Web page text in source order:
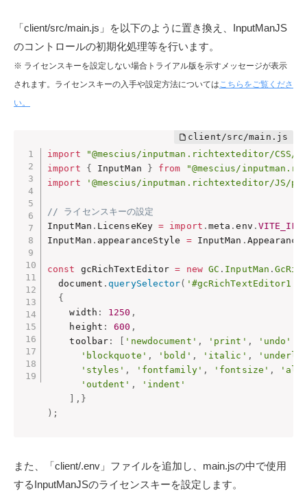
「client/src/main.js」を以下のように置き換え、InputManJS
のコントロールの初期化処理等を行います。
※ ライセンスキーを設定しない場合トライアル版を示すメッセージが表示
されます。ライセンスキーの入手や設定方法についてはこちらをご覧くださ
い。
import
"@mescius/inputman.richtexteditor/
import
{ InputMan } from
"@mescius/
import
'@mescius/inputman.richtexteditor/
// ライセンスキーの設定
InputMan . LicenseKey = import . meta .env .
InputMan . appearanceStyle = InputMan .
const gcRichTextEditor = new GC . InputMan .
  document
.querySelector( '#gcRichTextEditor1'
{
    width
: 1250 ,
    height
: 600 ,
    toolbar
: 'newdocument' , 'print' , 'undo'
'blockquote' , 'bold' , 'italic' ,
'styles' , 'fontfamily' , 'fontsize' ,
'outdent' ,
'indent'
, }
) ;
また、「client/.env」ファイルを追加し、main.jsの中で使用
するInputManJSのライセンスキーを設定します。